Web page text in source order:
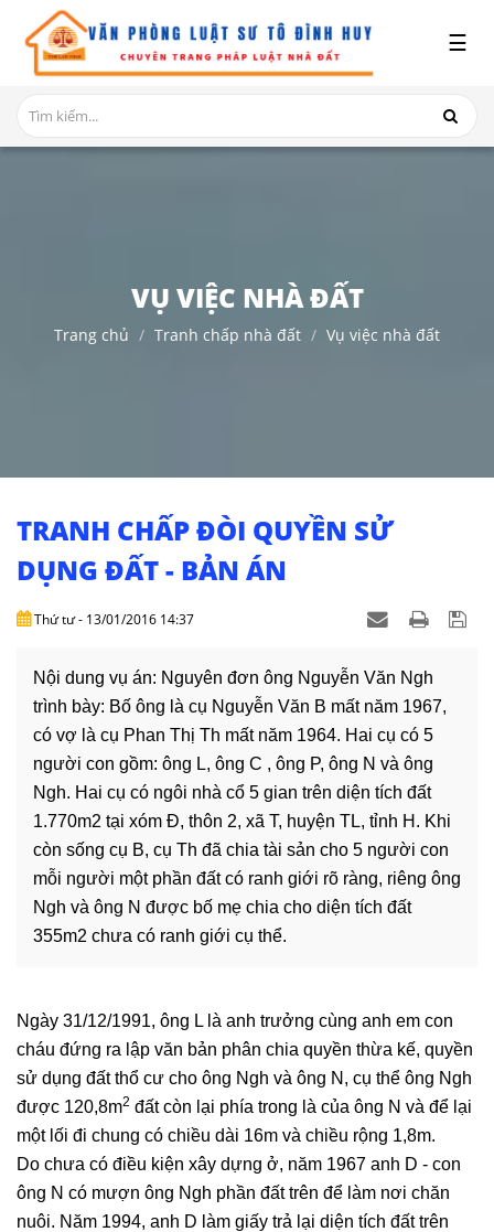
GIỚI
THIỆU
DỊCH
TỤC
ĐẤT
VĂN
-
MẪU
LIÊN
HỆ
☰
VỤ VIỆC NHÀ ĐẤT
Trang chủ Tranh chấp nhà đất Vụ việc nhà đất
TRANH CHẤP ĐÒI QUYỀN SỬ
DỤNG ĐẤT - BẢN ÁN
Thứ tư - 13/01/2016 14:37
Nội dung vụ án: Nguyên đơn ông Nguyễn Văn Ngh
trình bày: Bố ông là cụ Nguyễn Văn B mất năm 1967,
có vợ là cụ Phan Thị Th mất năm 1964. Hai cụ có 5
người con gồm: ông L, ông C , ông P, ông N và ông
Ngh. Hai cụ có ngôi nhà cổ 5 gian trên diện tích đất
1.770m2 tại xóm Đ, thôn 2, xã T, huyện TL, tỉnh H. Khi
còn sống cụ B, cụ Th đã chia tài sản cho 5 người con
mỗi người một phần đất có ranh giới rõ ràng, riêng ông
Ngh và ông N được bố mẹ chia cho diện tích đất
355m2 chưa có ranh giới cụ thể.
Ngày 31/12/1991, ông L là anh trưởng cùng anh em con
cháu đứng ra lập văn bản phân chia quyền thừa kế, quyền
sử dụng đất thổ cư cho ông Ngh và ông N, cụ thể ông Ngh
được 120,8m2 đất còn lại phía trong là của ông N và để lại
một lối đi chung có chiều dài 16m và chiều rộng 1,8m.
Do chưa có điều kiện xây dựng ở, năm 1967 anh D - con
ông N có mượn ông Ngh phần đất trên để làm nơi chăn
nuôi. Năm 1994, anh D làm giấy trả lại diện tích đất trên